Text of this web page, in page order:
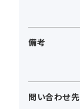
備考
問い合わせ先